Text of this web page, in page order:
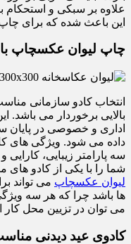
علاوه بر سبکی و استحکام
این باعث شده که برای
چاپ لیوان عکسچاپ
انتخاب کادو سازمانی
بالایی برخوردار می باشد.
اداری و خصوصی در پایان
داده می شود. ویژگی های
سه پارامتر زیبایی،
شما را با یکی از کادو های
لیوان عکسچاپ می تواند
ها باشد چرا که هر سه
می توان در تزیین محل کار
کادوی عید دیدنی